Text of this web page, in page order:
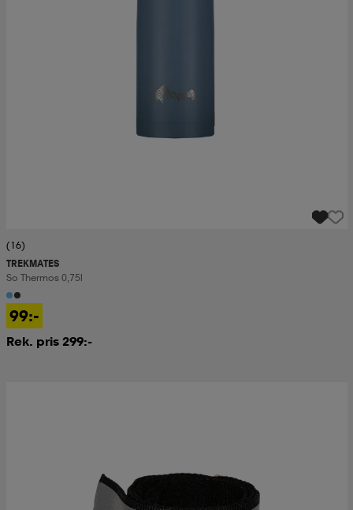
(16)
TREKMATES
So Thermos 0,75l
99:-
Rek. pris 299:-